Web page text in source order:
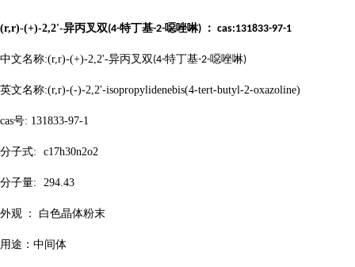
(r,r)-(+)-2,2'-异丙叉双(4-特丁基-2-噁唑啉) ： cas:131833-97-1
中文名称:(r,r)-(+)-2,2'-异丙叉双(4-特丁基-2-噁唑啉)
英文名称:(r,r)-(-)-2,2'-isopropylidenebis(4-tert-butyl-2-oxazoline)
cas号: 131833-97-1
分子式: c17h30n2o2
分子量: 294.43
外观 ： 白色晶体粉末
用途：中间体